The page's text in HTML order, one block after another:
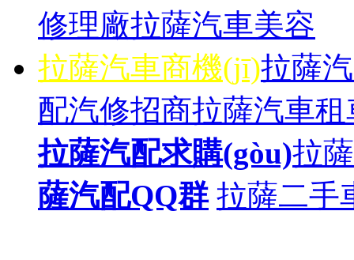
修理廠拉薩汽車美容
拉薩汽車商機(jī)拉薩
配汽修招商拉薩汽車租
拉薩汽配求購(gòu)拉
薩汽配QQ群 拉薩二手